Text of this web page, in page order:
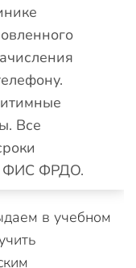
Все
ФИС ФРДО.
в учебном